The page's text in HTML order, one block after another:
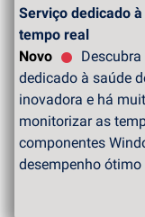
Serviço dedicado
tempo real
Novo
dedicado à saúde
inovadora e há
monitorizar as
componentes
desempenho